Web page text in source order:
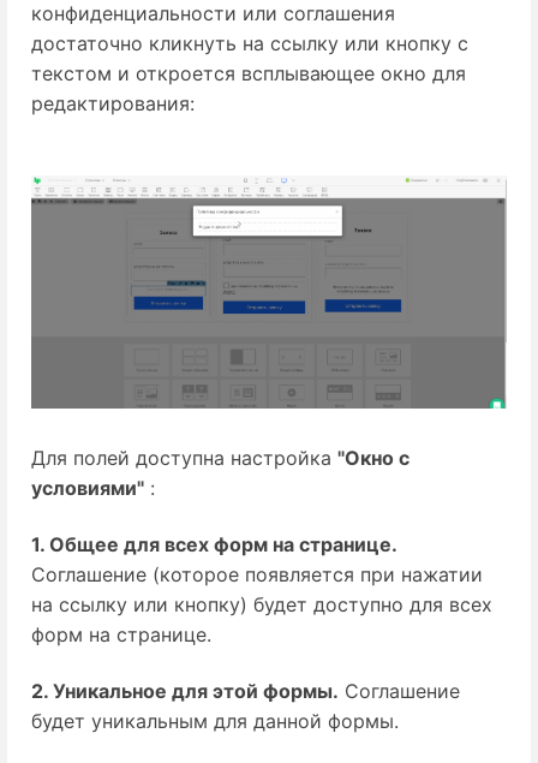
конфиденциальности или соглашения
достаточно кликнуть на ссылку или кнопку с
текстом и откроется всплывающее окно для
редактирования:
Для полей доступна настройка "Окно с
условиями" :
1. Общее для всех форм на странице.
Соглашение (которое появляется при нажатии
на ссылку или кнопку) будет доступно для всех
форм на странице.
2. Уникальное для этой формы. Соглашение
будет уникальным для данной формы.